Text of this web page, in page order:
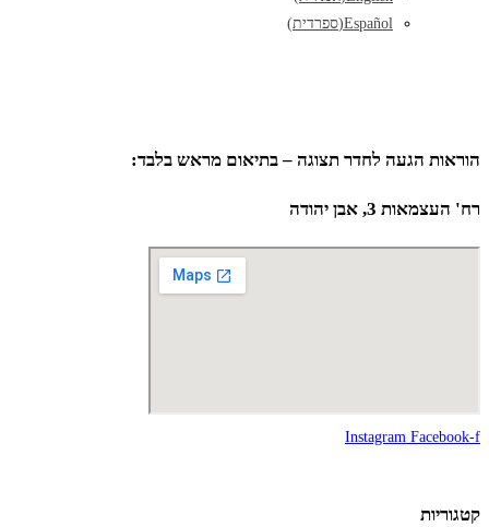
Español
(ספרדית)
הוראות הגעה לחדר תצוגה – בתיאום מראש בלבד:
רח' העצמאות 3, אבן יהודה
Instagram Facebook-f
קטגוריות